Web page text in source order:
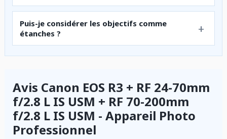
Puis-je considérer les objectifs comme
étanches ?
Avis Canon EOS R3 + RF 24-70mm
f/2.8 L IS USM + RF 70-200mm
f/2.8 L IS USM - Appareil Photo
Professionnel